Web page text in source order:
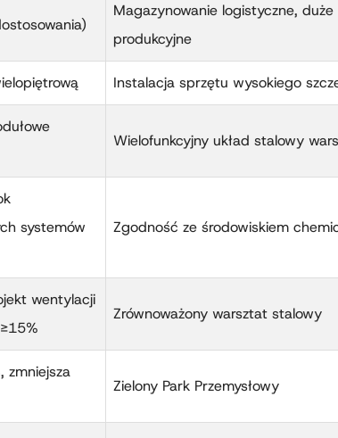
Magazynowanie logistyczne, duże
produkcyjne
Instalacja sprzętu wysokiego
Wielofunkcyjny układ stalowy
systemów
Zgodność ze środowiskiem
wentylacji
Zrównoważony warsztat stalowy
zmniejsza
Zielony Park Przemysłowy